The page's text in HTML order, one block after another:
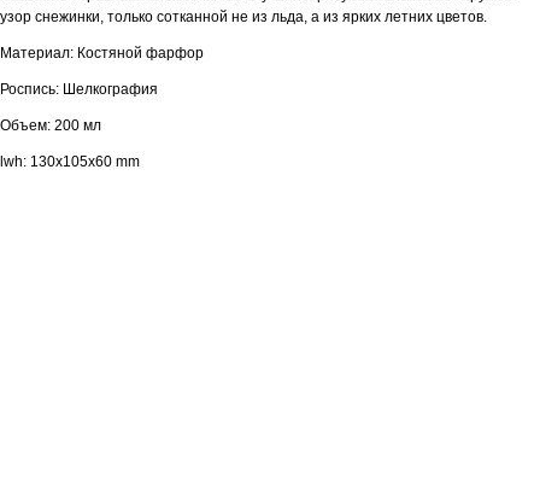
узор снежинки, только сотканной не из льда, а из ярких летних цветов.
Материал: Костяной фарфор
Роспись: Шелкография
Объем: 200 мл
lwh: 130x105x60 mm